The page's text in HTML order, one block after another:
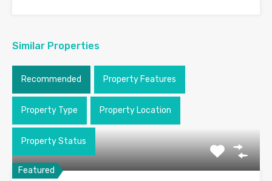
Similar Properties
Recommended Property Features
Property Type Property Location
Property Status
Featured